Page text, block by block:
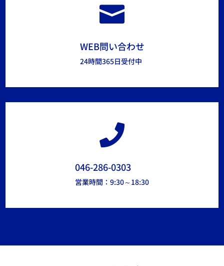

WEB問い合わせ
24時間365日受付中

046-286-0303
営業時間：9:30～18:30